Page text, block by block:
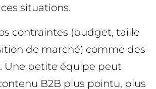
situations.
contraintes (budget, taille
de marché) comme des
Une petite équipe peut
B2B plus pointu, plus